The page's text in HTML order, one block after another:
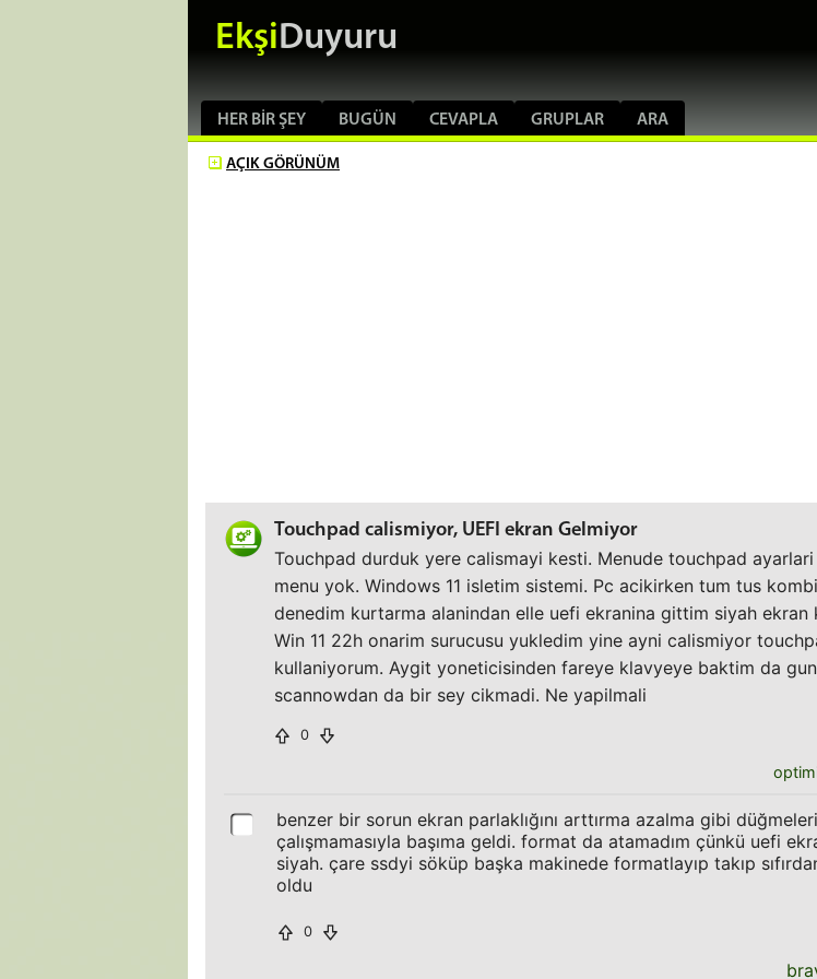
EkşiDuyuru
HER BIR ŞEY BUGÜN CEVAPLA GRUPLAR ARA
AÇIK GÖRÜNÜM
Touchpad calismiyor, UEFI ekran Gelmiyor
Touchpad durduk yere calismayi kesti. Menude touchpad
menu yok. Windows 11 isletim sistemi. Pc acikirken tum tus
denedim kurtarma alanindan elle uefi ekranina gittim siyah ekran
Win 11 22h onarim surucusu yukledim yine ayni calismiyor
kullaniyorum. Aygit yoneticisinden fareye klavyeye baktim da
scannowdan da bir sey cikmadi. Ne yapilmali
0
benzer bir sorun ekran parlaklığını arttırma azalma gibi
çalışmamasıyla başıma geldi. format da atamadım çünkü uefi
siyah. çare ssdyi söküp başka makinede formatlayıp takıp
oldu
0